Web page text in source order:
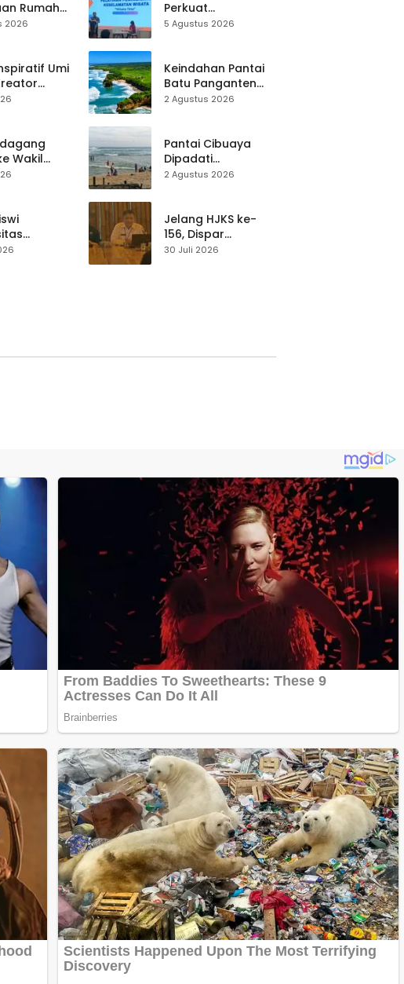
Rumah
Akik
2026
Umi
Wakil
H.
Perkuat
Keselamatan
Mitigasi hingga
Teknik Evakuasi
5 Agustus 2026
Keindahan Pantai
Batu Panganten
Mulai Dilirik
2 Agustus 2026
Pantai Cibuaya
Dipadati
Wisatawan,
Waspada
2 Agustus 2026
Jelang HJKS ke-
156, Dispar
Kabupaten
30 Juli 2026